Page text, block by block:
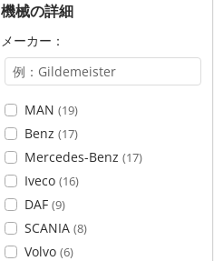
機械の詳細
メーカー：
MAN (19)
Benz (17)
Mercedes-Benz (17)
Iveco (16)
DAF (9)
SCANIA (8)
Volvo (6)